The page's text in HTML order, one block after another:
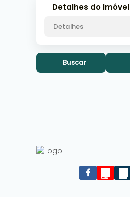
Detalhes do Imóvel
Detalhes
Buscar